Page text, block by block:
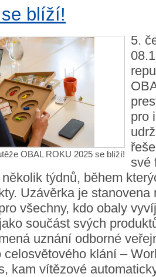
blíží!
OBAL ROKU 2025 se blíží!
5.
pro
své
týdnů, během
Uzávěrka je stanovena
všechny, kdo obaly
součást svých
uznání odborné
celosvětového klání –
kam vítězové